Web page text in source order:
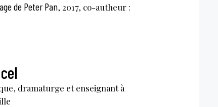
de Peter Pan, 2017, co-autheur :
dramaturge et enseignant à